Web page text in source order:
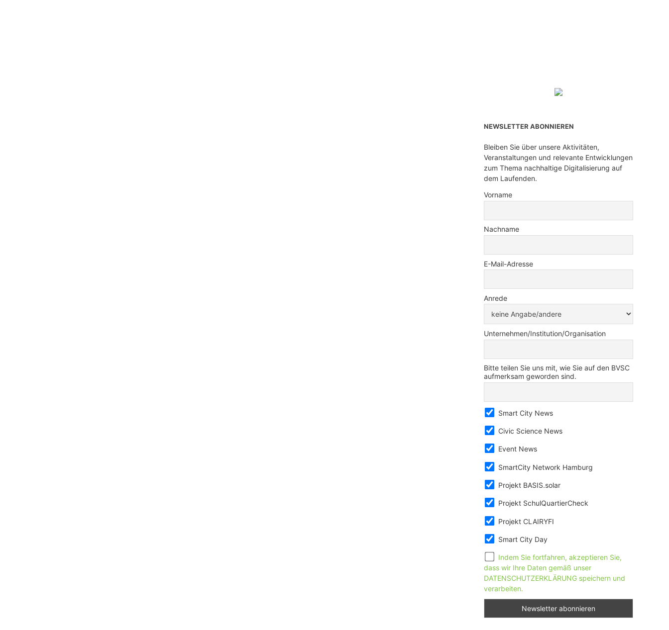
NEWSLETTER ABONNIEREN
Bleiben Sie über unsere Aktivitäten,
Veranstaltungen und relevante Entwicklungen
zum Thema nachhaltige Digitalisierung auf
dem Laufenden.
Vorname
Nachname
E-Mail-Adresse
Anrede
Unternehmen/Institution/Organisation
Bitte teilen Sie uns mit, wie Sie auf den BVSC
aufmerksam geworden sind.
Smart City News
Civic Science News
Event News
SmartCity Network Hamburg
Projekt BASIS.solar
Projekt SchulQuartierCheck
Projekt CLAIRYFI
Smart City Day
Indem Sie fortfahren, akzeptieren Sie,
dass wir Ihre Daten gemäß unser
DATENSCHUTZERKLÄRUNG speichern und
verarbeiten.